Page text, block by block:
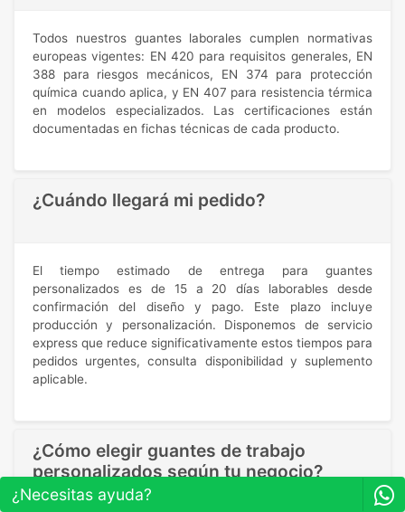
Todos nuestros guantes laborales cumplen normativas
europeas vigentes: EN 420 para requisitos generales, EN
388 para riesgos mecánicos, EN 374 para protección
química cuando aplica, y EN 407 para resistencia térmica
en modelos especializados. Las certificaciones están
documentadas en fichas técnicas de cada producto.
¿Cuándo llegará mi pedido?
El tiempo estimado de entrega para guantes
personalizados es de 15 a 20 días laborables desde
confirmación del diseño y pago. Este plazo incluye
producción y personalización. Disponemos de servicio
express que reduce significativamente estos tiempos para
pedidos urgentes, consulta disponibilidad y suplemento
aplicable.
¿Cómo elegir guantes de trabajo
personalizados según tu negocio?
¿Necesitas ayuda?